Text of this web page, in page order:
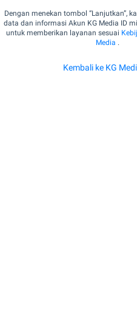
Dengan menekan tombol “Lanjutkan”,
data dan informasi Akun KG Media ID
untuk memberikan layanan sesuai
Media .
Kembali ke KG